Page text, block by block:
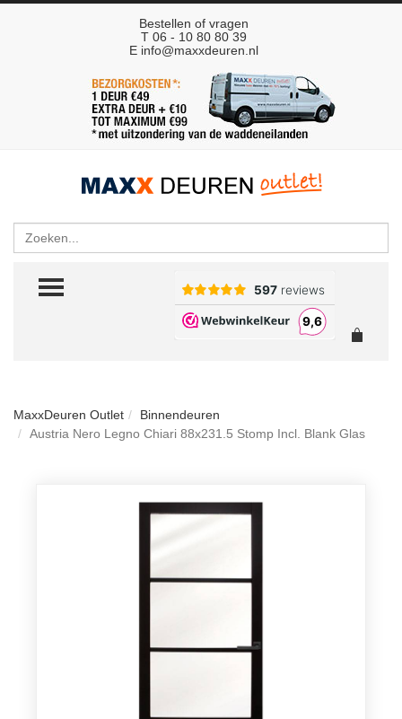
Bestellen of vragen
T 06 - 10 80 80 39
E info@maxxdeuren.nl
Zoeken
TOGGLE MENU
MaxxDeuren Outlet
Binnendeuren
Austria Nero Legno Chiari 88x231.5 Stomp Incl. Blank Glas